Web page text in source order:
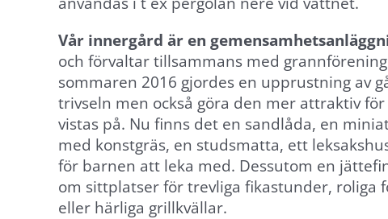
Vår innergård är en
och förvaltar tillsammans med
sommaren 2016 gjordes en upprustning av
trivseln men också göra den mer attraktiv
vistas på. Nu finns det en sandlåda, en
med konstgräs, en studsmatta, ett
för barnen att leka med. Dessutom en
om sittplatser för trevliga fikastunder, roliga
eller härliga grillkvällar.